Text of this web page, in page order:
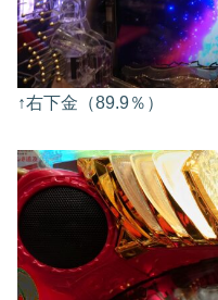
↑右下金（89.9％）